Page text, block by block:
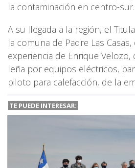
la contaminación en centro-sur.
A su llegada a la región, el
la comuna de Padre Las
experiencia de Enrique Velozo,
leña por equipos eléctricos,
piloto para calefacción, de la
TE PUEDE INTERESAR: